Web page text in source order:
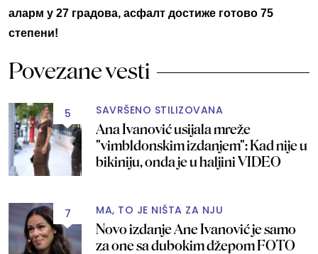
аларм у 27 градова, асфалт достиже готово 75
степени!
Povezane vesti
5 SAVRŠENO STILIZOVANA
Ana Ivanović usijala mreže
"vimbldonskim izdanjem": Kad nije u
bikiniju, onda je u haljini VIDEO
7 MA, TO JE NIŠTA ZA NJU
Novo izdanje Ane Ivanović je samo
za one sa dubokim džepom FOTO